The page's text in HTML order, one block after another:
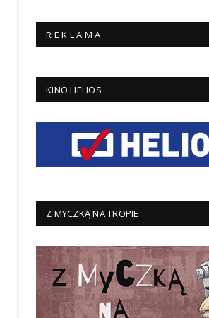
R E K L A M A
KINO HELIOS
Z MYCZKĄ NA TROPIE